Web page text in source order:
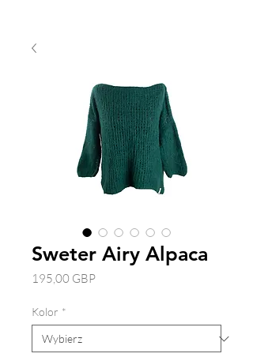
Sweter Airy Alpaca
195,00 GBPCena
Kolor *